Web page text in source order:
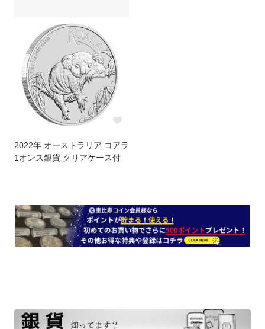
2022年 オーストラリア コアラ
1オンス銀貨 クリアケース付